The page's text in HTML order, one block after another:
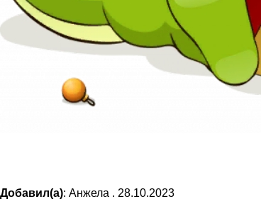
Добавил(а): Анжела . 28.10.2023